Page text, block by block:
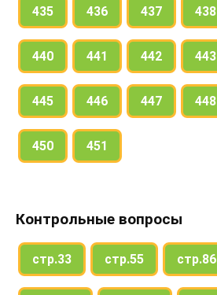
435 436 437 438
440 441 442 443
445 446 447 448
450 451
Контрольные вопросы
стр.33 стр.55 стр.86